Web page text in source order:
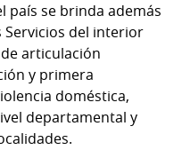
país se brinda además
del interior
articulación
y primera
doméstica,
departamental y